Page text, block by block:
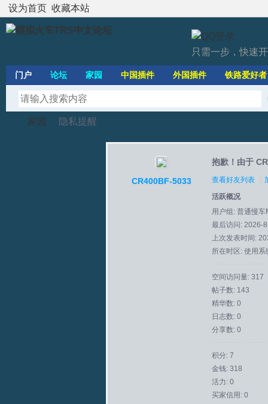
设为首页 收藏本站
只需一步，快速
门户 论坛 家园 中国插件 外国插件 铁路爱好者
家园 隐私提醒
CR400BF-5033
抱歉！由于
查看好友列表
活跃概况
用户组: 普通慢车
最后访问: 2026-
上次发表时间:
所在时区: 使用系
空间访问量: 317
帖子数: 143
精华数: 0
日志数: 0
分享数: 0
积分: 7
金钱: 318
活力: 0
买家信用: 0